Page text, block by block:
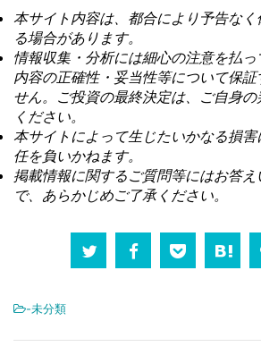
本サイト内容は、都合により予告な
る場合があります。
情報収集・分析には細心の注意を払
内容の正確性・妥当性等について保
せん。ご投資の最終決定は、ご自身
ください。
本サイトによって生じたいかなる損
任を負いかねます。
掲載情報に関するご質問等にはお答
で、あらかじめご了承ください。
-未分類